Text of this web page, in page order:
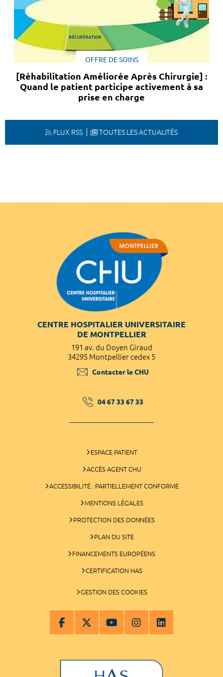
OFFRE DE SOINS
[Réhabilitation Améliorée Après Chirurgie] :
Quand le patient participe activement à sa
prise en charge
FLUX RSS TOUTES LES ACTUALITÉS
CENTRE HOSPITALIER UNIVERSITAIRE
DE MONTPELLIER
191 av. du Doyen Giraud
34295 Montpellier cedex 5
Contacter le CHU
04 67 33 67 33
ESPACE PATIENT
ACCÈS AGENT CHU
ACCESSIBILITÉ : PARTIELLEMENT CONFORME
MENTIONS LÉGALES
PROTECTION DES DONNÉES
PLAN DU SITE
FINANCEMENTS EUROPÉENS
CERTIFICATION HAS
GESTION DES COOKIES